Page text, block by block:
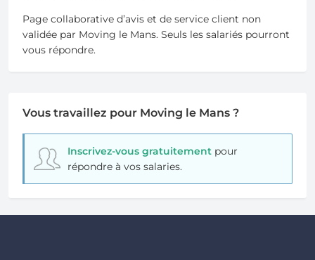
Page collaborative d’avis et de service client non
validée par Moving le Mans. Seuls les salariés pourront
vous répondre.
Vous travaillez pour Moving le Mans ?
Inscrivez-vous gratuitementpour
répondre à vos salaries.